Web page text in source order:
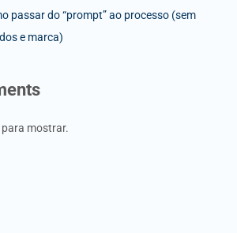
passar do “prompt” ao processo (sem
e marca)
mostrar.